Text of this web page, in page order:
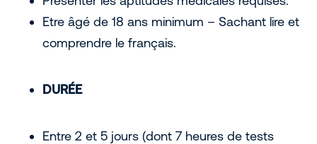
Etre âgé de 18 ans minimum – Sachant lire et
comprendre le français.
DURÉE
Entre 2 et 5 jours (dont 7 heures de tests